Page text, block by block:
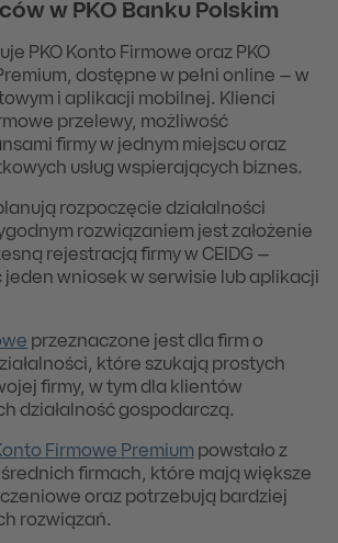
w PKO Banku Polskim
PKO Konto Firmowe oraz PKO
dostępne w pełni online – w
i aplikacji mobilnej. Klienci
przelewy, możliwość
firmy w jednym miejscu oraz
usług wspierających biznes.
rozpoczęcie działalności
rozwiązaniem jest założenie
rejestracją firmy w CEIDG –
jeden wniosek w serwisie lub aplikacji
przeznaczone jest dla firm o
które szukają prostych
firmy, w tym dla klientów
działalność gospodarczą.
Firmowe Premium powstało z
średnich firmach, które mają większe
oraz potrzebują bardziej
rozwiązań.